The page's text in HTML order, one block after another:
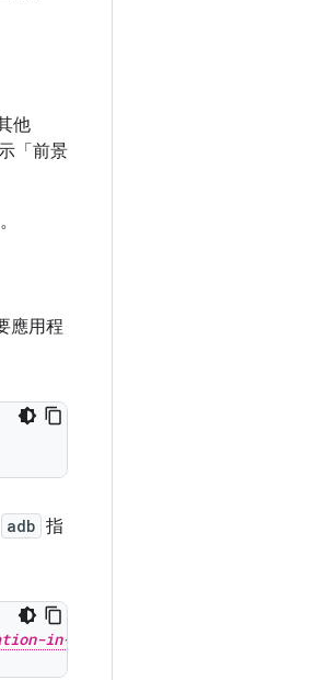
他
「前景
應用程
adb 指
in-milliseconds